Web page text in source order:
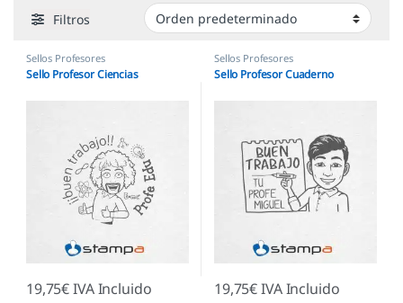
Filtros
Sellos Profesores
Sello Profesor Ciencias
19,75€IVA Incluido
Sellos Profesores
Sello Profesor Cuaderno
19,75€IVA Incluido